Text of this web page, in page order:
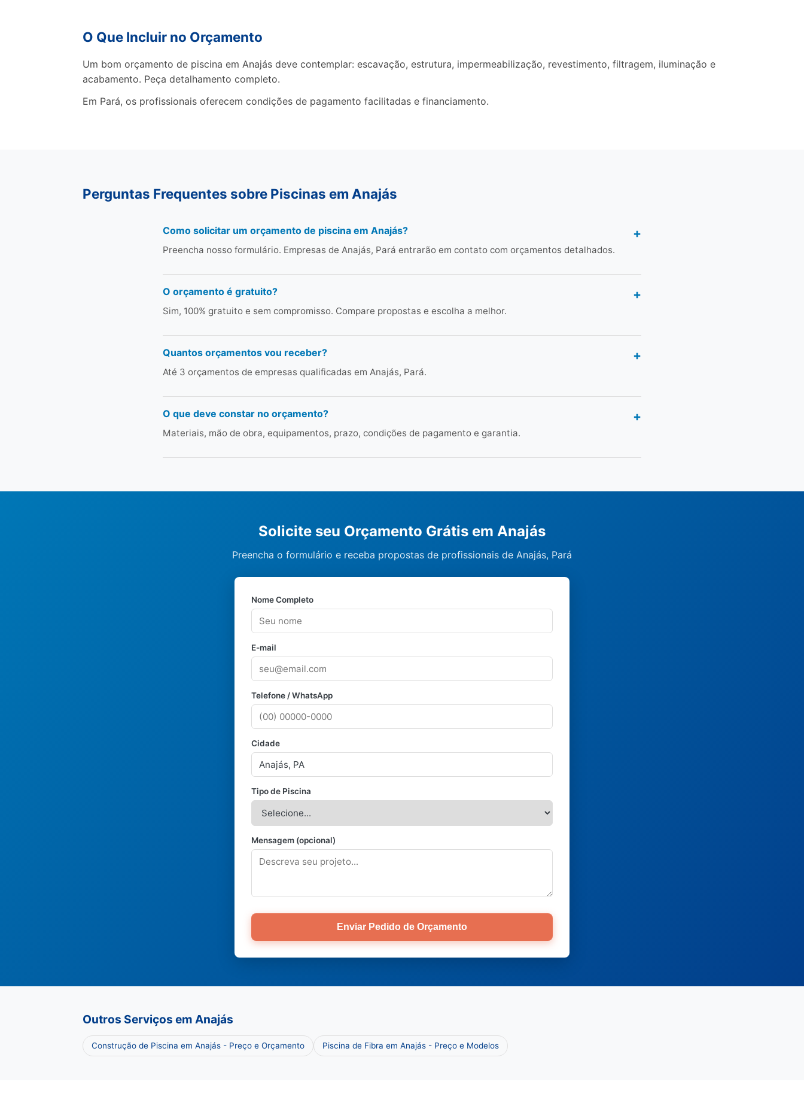
O Que Incluir no Orçamento
Um bom orçamento de piscina em Anajás deve contemplar: escavação, estrutura, impermeabilização, revestimento, filtragem, iluminação e
acabamento. Peça detalhamento completo.
Em Pará, os profissionais oferecem condições de pagamento facilitadas e financiamento.
Perguntas Frequentes sobre Piscinas em Anajás
Como solicitar um orçamento de piscina em Anajás?
Preencha nosso formulário. Empresas de Anajás, Pará entrarão em contato com orçamentos detalhados.
O orçamento é gratuito?
Sim, 100% gratuito e sem compromisso. Compare propostas e escolha a melhor.
Quantos orçamentos vou receber?
Até 3 orçamentos de empresas qualificadas em Anajás, Pará.
O que deve constar no orçamento?
Materiais, mão de obra, equipamentos, prazo, condições de pagamento e garantia.
Solicite seu Orçamento Grátis em Anajás
Preencha o formulário e receba propostas de profissionais de Anajás, Pará
Nome Completo
E-mail
Telefone / WhatsApp
Cidade
Tipo de Piscina
Mensagem (opcional)
Enviar Pedido de Orçamento
Outros Serviços em Anajás
Construção de Piscina em Anajás - Preço e Orçamento Piscina de Fibra em Anajás - Preço e Modelos